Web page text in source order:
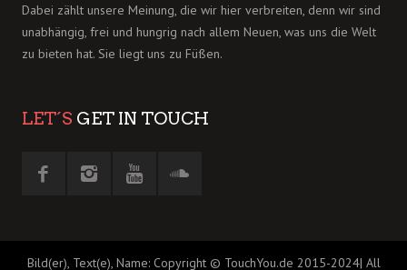
Dabei zählt unsere Meinung, die wir hier verbreiten, denn wir sind
unabhängig, frei und hungrig nach allem Neuen, was uns die Welt
zu bieten hat. Sie liegt uns zu Füßen.
LET´S GET IN TOUCH
Bild(er), Text(e), Name: Copyright © TouchYou.de 2015-2024| All